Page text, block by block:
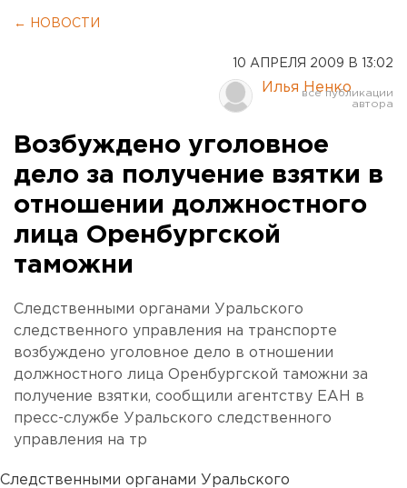
← НОВОСТИ
10 АПРЕЛЯ 2009 В 13:02
Илья Ненко
Возбуждено уголовное
дело за получение взятки в
отношении должностного
лица Оренбургской
таможни
Следственными органами Уральского
следственного управления на транспорте
возбуждено уголовное дело в отношении
должностного лица Оренбургской таможни за
получение взятки, сообщили агентству ЕАН в
пресс-службе Уральского следственного
управления на тр
Следственными органами Уральского